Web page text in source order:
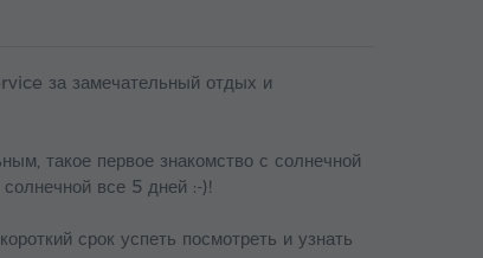
за замечательный отдых и
такое первое знакомство с солнечной
все 5 дней :-)!
срок успеть посмотреть и узнать